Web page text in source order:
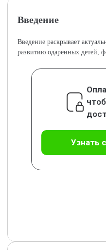
Введение
Введение раскрывает
развитию одаренных детей,
Узнать